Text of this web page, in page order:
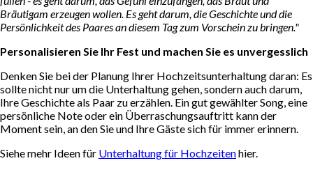
Bräutigam erzeugen wollen. Es geht darum, die Geschichte und die
Persönlichkeit des Paares an diesem Tag zum Vorschein zu bringen."
Personalisieren Sie Ihr Fest und machen Sie es unvergesslich
Denken Sie bei der Planung Ihrer Hochzeitsunterhaltung daran: Es
sollte nicht nur um die Unterhaltung gehen, sondern auch darum,
Ihre Geschichte als Paar zu erzählen. Ein gut gewählter Song, eine
persönliche Note oder ein Überraschungsauftritt kann der
Moment sein, an den Sie und Ihre Gäste sich für immer erinnern.
Siehe mehr Ideen für Unterhaltung für Hochzeitenhier.